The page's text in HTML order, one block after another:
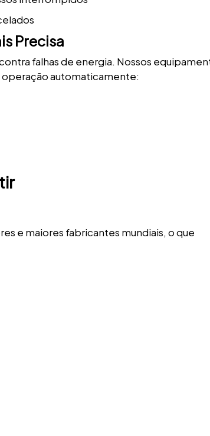
Precisa
falhas de energia. Nossos
automaticamente:
e maiores fabricantes mundiais, o que